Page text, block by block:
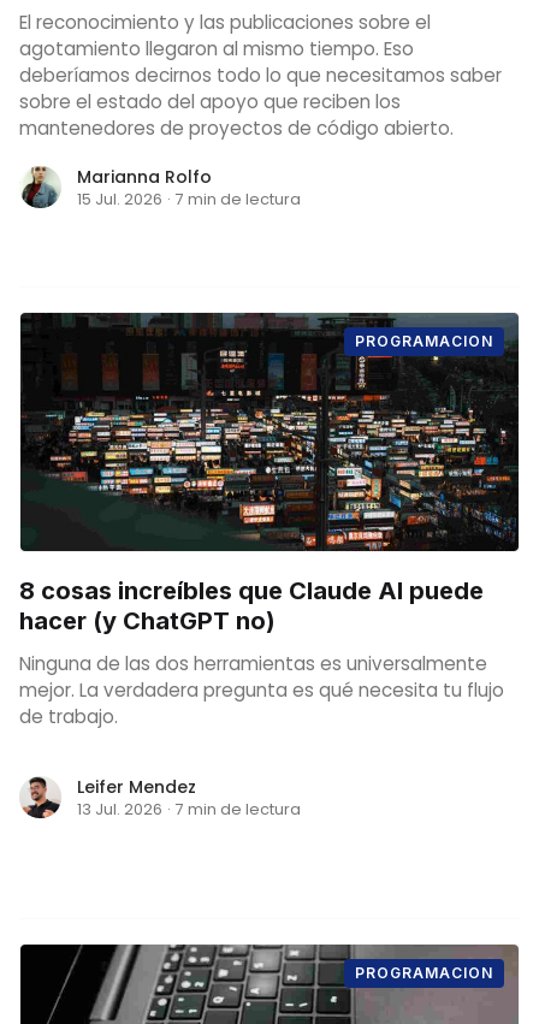
El reconocimiento y las publicaciones sobre el
agotamiento llegaron al mismo tiempo. Eso
deberíamos decirnos todo lo que necesitamos saber
sobre el estado del apoyo que reciben los
mantenedores de proyectos de código abierto.
Marianna Rolfo
15 Jul. 2026 · 7 min de lectura
PROGRAMACION
8 cosas increíbles que Claude AI puede
hacer (y ChatGPT no)
Ninguna de las dos herramientas es universalmente
mejor. La verdadera pregunta es qué necesita tu flujo
de trabajo.
Leifer Mendez
13 Jul. 2026 · 7 min de lectura
PROGRAMACION